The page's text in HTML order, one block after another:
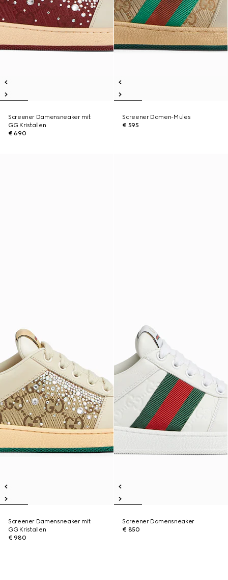
Screener Damensneaker mit
GG Kristallen
€ 690
Screener Damen-Mules
€ 595
Screener Damensneaker mit
GG Kristallen
€ 980
Screener Damensneaker
€ 850